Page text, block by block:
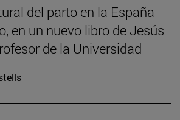
del parto en la España
en un nuevo libro de Jesús
de la Universidad